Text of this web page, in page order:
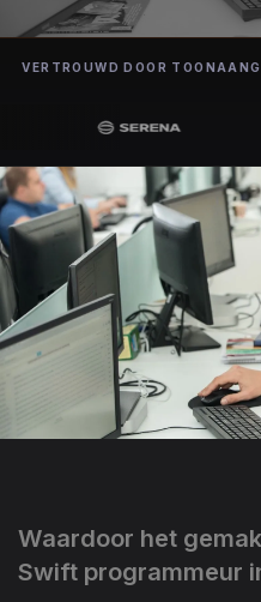
VERTROUWD DOOR
Waardoor het
Swift programmeur